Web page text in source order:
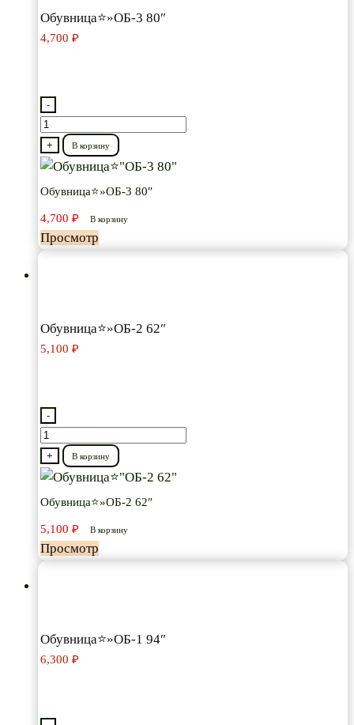
Обувница⭐»ОБ-3 80″
4,700 ₽
-
Количество
товара
Обувница⭐"ОБ-3
+ В корзину
Обувница⭐»ОБ-3 80″
4,700 ₽ В корзину
Просмотр
Обувница⭐»ОБ-2 62″
5,100 ₽
-
Количество
товара
Обувница⭐"ОБ-2
+ В корзину
Обувница⭐»ОБ-2 62″
5,100 ₽ В корзину
Просмотр
Обувница⭐»ОБ-1 94″
6,300 ₽